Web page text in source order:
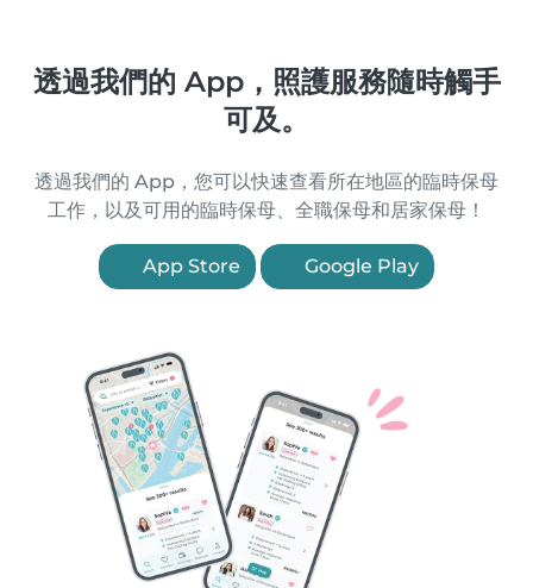
透過我們的 App，照護服務隨時觸手
可及。
透過我們的 App，您可以快速查看所在地區的臨時保母
工作，以及可用的臨時保母、全職保母和居家保母！
App Store Google Play